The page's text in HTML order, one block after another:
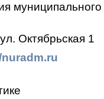
Октябрьская 1
nuradm.ru